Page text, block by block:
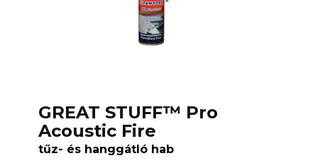
GREAT STUFF™ Pro
Acoustic Fire
tűz- és hanggátló hab